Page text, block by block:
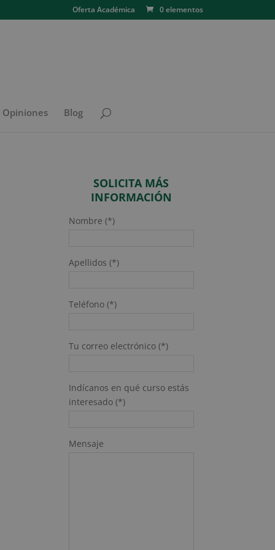
Oferta Académica 0 elementos
Blog
SOLICITA MÁS
INFORMACIÓN
Nombre (*)
Apellidos (*)
Teléfono (*)
Tu correo electrónico (*)
Indícanos en qué curso estás
interesado (*)
Mensaje